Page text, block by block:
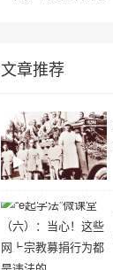
文章推荐